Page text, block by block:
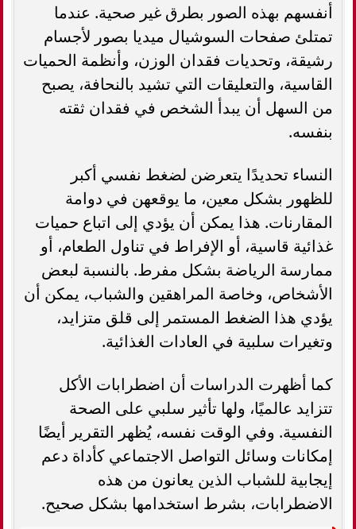
أنفسهم بهذه الصور بطرق غير صحية. عندما
تمتلئ صفحات السوشيال ميديا بصور لأجسام
رشيقة، وتحديات فقدان الوزن، وأنظمة الحميات
القاسية، والتعليقات التي تشيد بالنحافة، يصبح
من السهل أن يبدأ الشخص في فقدان ثقته
بنفسه.
النساء تحديدًا يتعرضن لضغط نفسي أكبر
للظهور بشكل معين، ما يوقعهن في دوامة
المقارنات. هذا يمكن أن يؤدي إلى اتباع حميات
غذائية قاسية، أو الإفراط في تناول الطعام، أو
ممارسة الرياضة بشكل مفرط. بالنسبة لبعض
الأشخاص، وخاصة المراهقين والشباب، يمكن أن
يؤدي هذا الضغط المستمر إلى قلق متزايد،
وتغيرات سلبية في العادات الغذائية.
كما أظهرت الدراسات أن اضطرابات الأكل
تتزايد عالميًا، ولها تأثير سلبي على الصحة
النفسية. وفي الوقت نفسه، يُظهر التقرير أيضًا
إمكانات وسائل التواصل الاجتماعي كأداة دعم
إيجابية للشباب الذين يعانون من هذه
الاضطرابات، بشرط استخدامها بشكل صحيح.